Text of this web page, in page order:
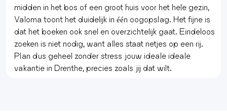
midden in het bos of een groot huis voor het hele gezin,
Valoma toont het duidelijk in één oogopslag. Het fijne is
dat het boeken ook snel en overzichtelijk gaat. Eindeloos
zoeken is niet nodig, want alles staat netjes op een rij.
Plan dus geheel zonder stress jouw ideale ideale
vakantie in Drenthe, precies zoals jij dat wilt.